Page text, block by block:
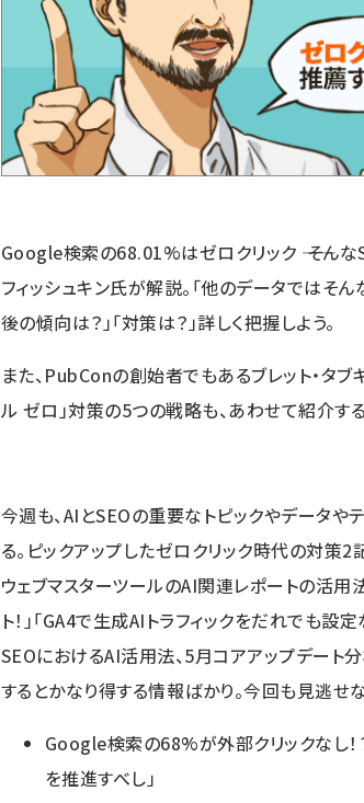
Google検索の68.01%はゼロクリック ―― そん
フィッシュキン氏が解説。「他のデータではそん
後の傾向は？」「対策は？」詳しく把握しよう。
また、PubConの創始者でもあるブレット・タ
ル ゼロ」対策の5つの戦略も、あわせて紹介する
今週も、AIとSEOの重要なトピックやデータや
る。ピックアップしたゼロクリック時代の対策
ウェブマスターツールのAI関連レポートの活用
ト！」「GA4で生成AIトラフィックをだれでも設
SEOにおけるAI活用法、5月コアアップデート
するとかなり得する情報ばかり。今回も見逃せな
Google検索の68%が外部クリックなし！
を推進すべし」